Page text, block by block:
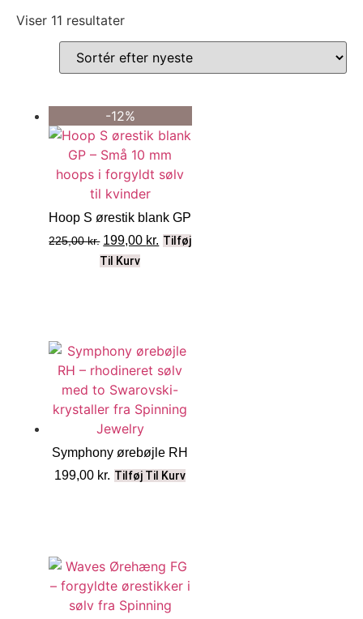
Viser 11 resultater
-12%
Hoop S ørestik blank GP
225,00kr. 199,00 kr. Tilføj
Til Kurv
Symphony ørebøjle RH
199,00 kr. Tilføj Til Kurv